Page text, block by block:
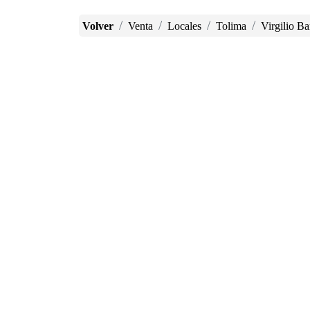
Volver Venta Locales Tolima Virgilio